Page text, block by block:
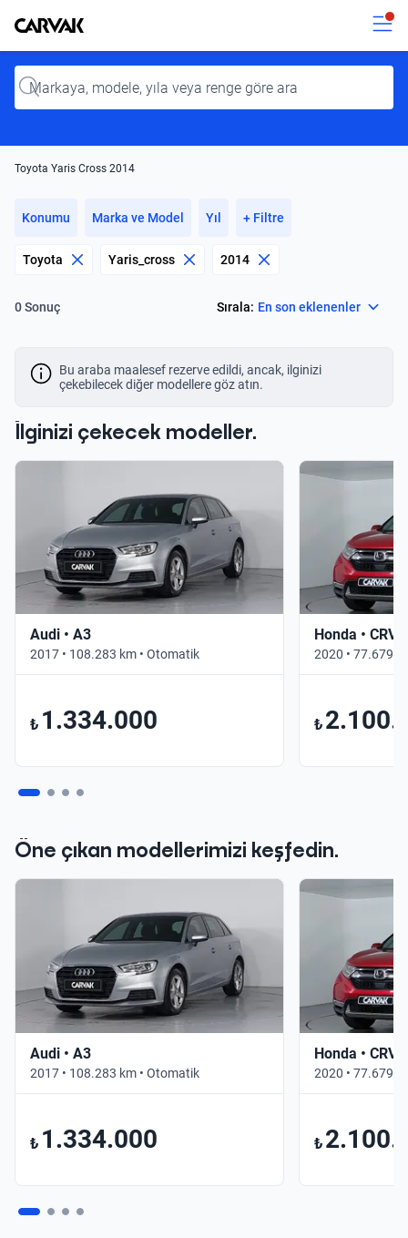
Kavak
Input
Toyota Yaris Cross 2014
Konumu Marka ve Model Yıl + Filtre
Toyota Yaris_cross 2014
0 Sonuç Sırala: En son eklenenler
Bu araba maalesef rezerve edildi, ancak, ilginizi
çekebilecek diğer modellere göz atın.
İlginizi çekecek modeller.
Audi • A3
2017 • 108.283 km • Otomatik
₺ 1.334.000
Honda • CRV
2020 • 77.679
₺
Öne çıkan modellerimizi keşfedin.
Audi • A3
2017 • 108.283 km • Otomatik
₺ 1.334.000
Honda • CRV
2020 • 77.679
₺